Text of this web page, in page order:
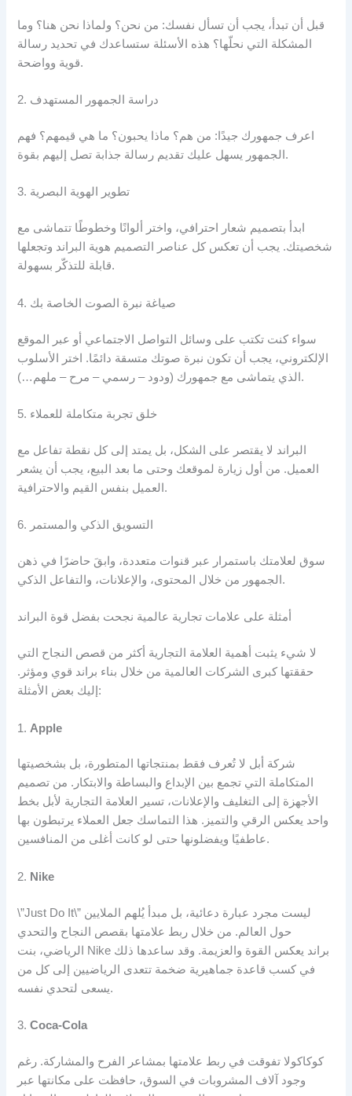
قبل أن تبدأ، يجب أن تسأل نفسك: من نحن؟ ولماذا نحن هنا؟ وما
المشكلة التي نحلّها؟ هذه الأسئلة ستساعدك في تحديد رسالة
قوية وواضحة.
2. دراسة الجمهور المستهدف
اعرف جمهورك جيدًا: من هم؟ ماذا يحبون؟ ما هي قيمهم؟ فهم
الجمهور يسهل عليك تقديم رسالة جذابة تصل إليهم بقوة.
3. تطوير الهوية البصرية
ابدأ بتصميم شعار احترافي، واختر ألوانًا وخطوطًا تتماشى مع
شخصيتك. يجب أن تعكس كل عناصر التصميم هوية البراند وتجعلها
قابلة للتذكّر بسهولة.
4. صياغة نبرة الصوت الخاصة بك
سواء كنت تكتب على وسائل التواصل الاجتماعي أو عبر الموقع
الإلكتروني، يجب أن تكون نبرة صوتك متسقة دائمًا. اختر الأسلوب
الذي يتماشى مع جمهورك (ودود – رسمي – مرح – ملهم…).
5. خلق تجربة متكاملة للعملاء
البراند لا يقتصر على الشكل، بل يمتد إلى كل نقطة تفاعل مع
العميل. من أول زيارة لموقعك وحتى ما بعد البيع، يجب أن يشعر
العميل بنفس القيم والاحترافية.
6. التسويق الذكي والمستمر
سوق لعلامتك باستمرار عبر قنوات متعددة، وابقَ حاضرًا في ذهن
الجمهور من خلال المحتوى، والإعلانات، والتفاعل الذكي.
أمثلة على علامات تجارية عالمية نجحت بفضل قوة البراند
لا شيء يثبت أهمية العلامة التجارية أكثر من قصص النجاح التي
حققتها كبرى الشركات العالمية من خلال بناء براند قوي ومؤثر.
إليك بعض الأمثلة:
1. Apple
شركة أبل لا تُعرف فقط بمنتجاتها المتطورة، بل بشخصيتها
المتكاملة التي تجمع بين الإبداع والبساطة والابتكار. من تصميم
الأجهزة إلى التغليف والإعلانات، تسير العلامة التجارية لأبل بخط
واحد يعكس الرقي والتميز. هذا التماسك جعل العملاء يرتبطون بها
عاطفيًا ويفضلونها حتى لو كانت أغلى من المنافسين.
2. Nike
\”Just Do It\” ليست مجرد عبارة دعائية، بل مبدأ يُلهم الملايين
حول العالم. من خلال ربط علامتها بقصص النجاح والتحدي
الرياضي، بنت Nike براند يعكس القوة والعزيمة. وقد ساعدها ذلك
في كسب قاعدة جماهيرية ضخمة تتعدى الرياضيين إلى كل من
يسعى لتحدي نفسه.
3.Coca-Cola
كوكاكولا تفوقت في ربط علامتها بمشاعر الفرح والمشاركة. رغم
وجود آلاف المشروبات في السوق، حافظت على مكانتها عبر